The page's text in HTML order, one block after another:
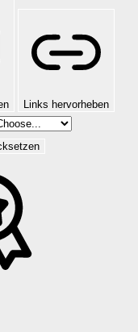
Links hervorheben